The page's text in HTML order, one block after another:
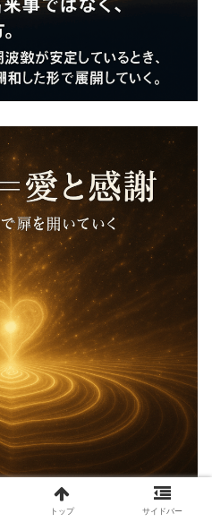
トップ サイドバー